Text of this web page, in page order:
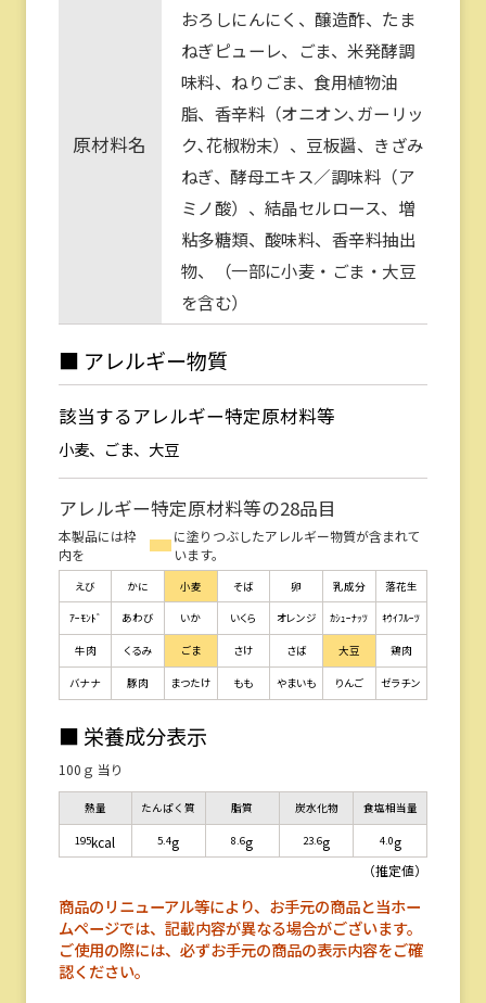
原材料名
おろしにんにく、醸造酢、たま
ねぎピューレ、ごま、米発酵調
味料、ねりごま、食用植物油
脂、香辛料（オニオン､ガーリッ
ク､花椒粉末）、豆板醤、きざみ
ねぎ、酵母エキス／調味料（ア
ミノ酸）、結晶セルロース、増
粘多糖類、酸味料、香辛料抽出
物、（一部に小麦・ごま・大豆
を含む）
■ アレルギー物質
該当するアレルギー特定原材料等
小麦、ごま、大豆
アレルギー特定原材料等の28品目
本製品には枠
内を
に塗りつぶしたアレルギー物質が含まれて
います。
えび かに 小麦 そば 卵 乳成分 落花生
ｱｰﾓﾝﾄﾞ あわび いか いくら オレンジ ｶｼｭｰﾅｯﾂ ｷｳｲﾌﾙｰﾂ
牛肉 くるみ ごま さけ さば 大豆 鶏肉
バナナ 豚肉 まつたけ もも やまいも りんご ゼラチン
■ 栄養成分表示
100ｇ 当り
熱量
195kcal
たんぱく質
5.4g
脂質
8.6g
炭水化物
23.6g
食塩相当量
4.0g
（推定値）
商品のリニューアル等により、お手元の商品と当ホー
ムページでは、記載内容が異なる場合がございます。
ご使用の際には、必ずお手元の商品の表示内容をご確
認ください。